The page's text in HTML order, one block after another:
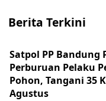
Berita Terkini
Satpol PP Bandung
Perburuan Pelaku
Pohon, Tangani 35
Agustus